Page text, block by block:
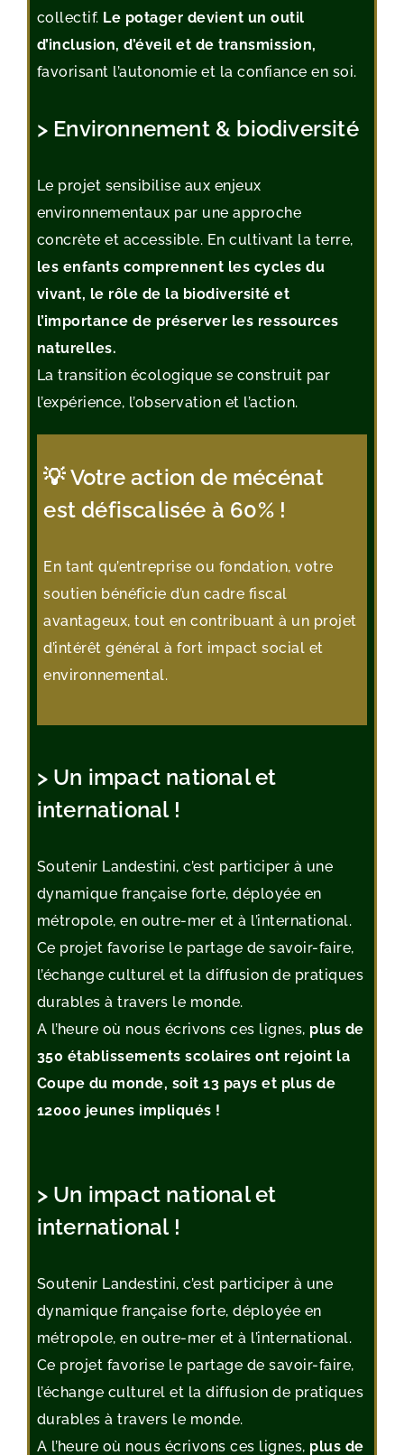
collectif. Le potager devient un outil
d’inclusion, d’éveil et de transmission,
favorisant l’autonomie et la confiance en soi.
> Environnement & biodiversité
Le projet sensibilise aux enjeux
environnementaux par une approche
concrète et accessible. En cultivant la terre,
les enfants comprennent les cycles du
vivant, le rôle de la biodiversité et
l’importance de préserver les ressources
naturelles.
La transition écologique se construit par
l’expérience, l’observation et l’action.
💡 Votre action de mécénat
est défiscalisée à 60% !
En tant qu’entreprise ou fondation, votre
soutien bénéficie d’un cadre fiscal
avantageux, tout en contribuant à un projet
d’intérêt général à fort impact social et
environnemental.
> Un impact national et
international !
Soutenir Landestini, c’est participer à une
dynamique française forte, déployée en
métropole, en outre-mer et à l’international.
Ce projet favorise le partage de savoir-faire,
l’échange culturel et la diffusion de pratiques
durables à travers le monde.
A l’heure où nous écrivons ces lignes, plus de
350 établissements scolaires ont rejoint la
Coupe du monde, soit 13 pays et plus de
12000 jeunes impliqués !
> Un impact national et
international !
Soutenir Landestini, c’est participer à une
dynamique française forte, déployée en
métropole, en outre-mer et à l’international.
Ce projet favorise le partage de savoir-faire,
l’échange culturel et la diffusion de pratiques
durables à travers le monde.
A l’heure où nous écrivons ces lignes, plus de